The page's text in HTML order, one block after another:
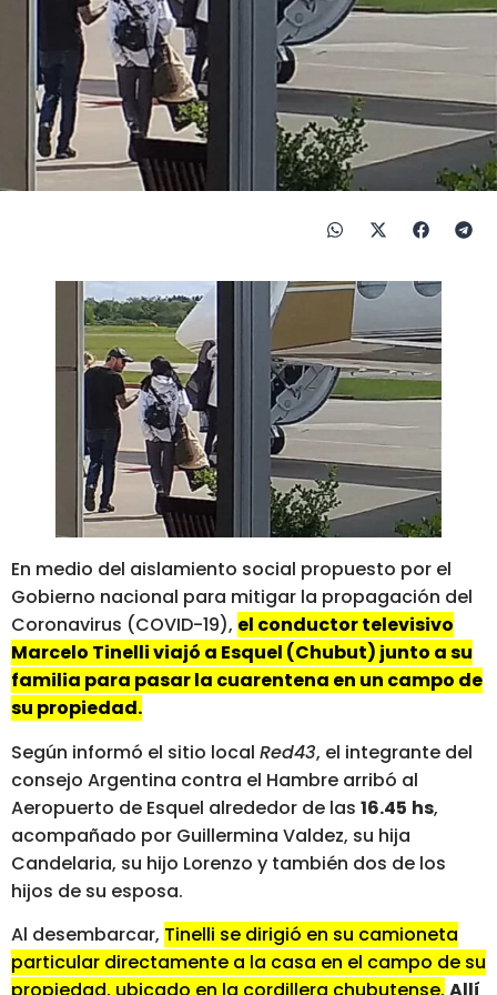
En medio del aislamiento social propuesto por el
Gobierno nacional para mitigar la propagación del
Coronavirus (COVID-19), el conductor televisivo
Marcelo Tinelli viajó a Esquel (Chubut) junto a su
familia para pasar la cuarentena en un campo de
su propiedad.
Según informó el sitio local Red43, el integrante del
consejo Argentina contra el Hambre arribó al
Aeropuerto de Esquel alrededor de las 16.45 hs,
acompañado por Guillermina Valdez, su hija
Candelaria, su hijo Lorenzo y también dos de los
hijos de su esposa.
Al desembarcar, Tinelli se dirigió en su camioneta
particular directamente a la casa en el campo de su